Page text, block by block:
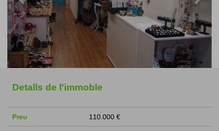
Detalls de l'immoble
Preu 110.000 €